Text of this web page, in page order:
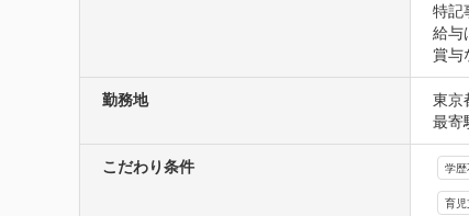
特記
給与
賞与
勤務地
東京
最寄
こだわり条件 学歴
育児